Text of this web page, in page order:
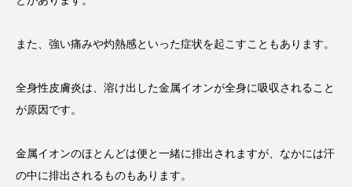
また、強い痛みや灼熱感といった症状を起こすこともあります。
全身性皮膚炎は、溶け出した金属イオンが全身に吸収されること
が原因です。
金属イオンのほとんどは便と一緒に排出されますが、なかには汗
の中に排出されるものもあります。